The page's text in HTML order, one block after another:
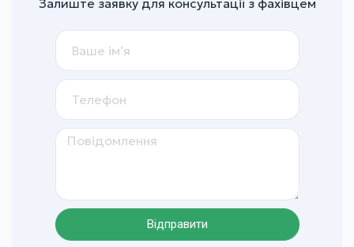
Відправити